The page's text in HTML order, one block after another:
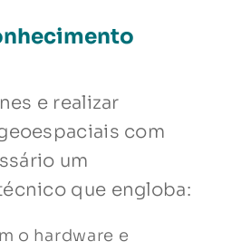
e realizar
com
um
que engloba:
o hardware e